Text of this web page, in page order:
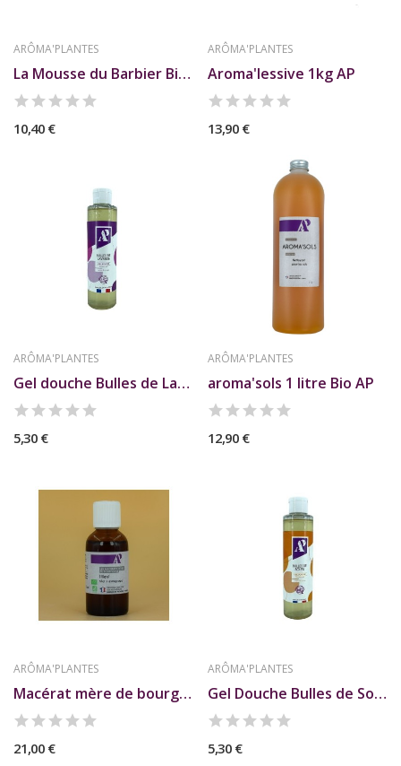
ARÔMA'PLANTES
La Mousse du Barbier Bio AP
10,40 €
ARÔMA'PLANTES
Aroma'lessive 1kg AP
13,90 €
ARÔMA'PLANTES
Gel douche Bulles de Lavande Bio 200ml AP
5,30 €
ARÔMA'PLANTES
aroma'sols 1 litre Bio AP
12,90 €
ARÔMA'PLANTES
Macérat mère de bourgeons de Tilleul
21,00 €
ARÔMA'PLANTES
Gel Douche Bulles de Soleil Bio 200ml AP
5,30 €